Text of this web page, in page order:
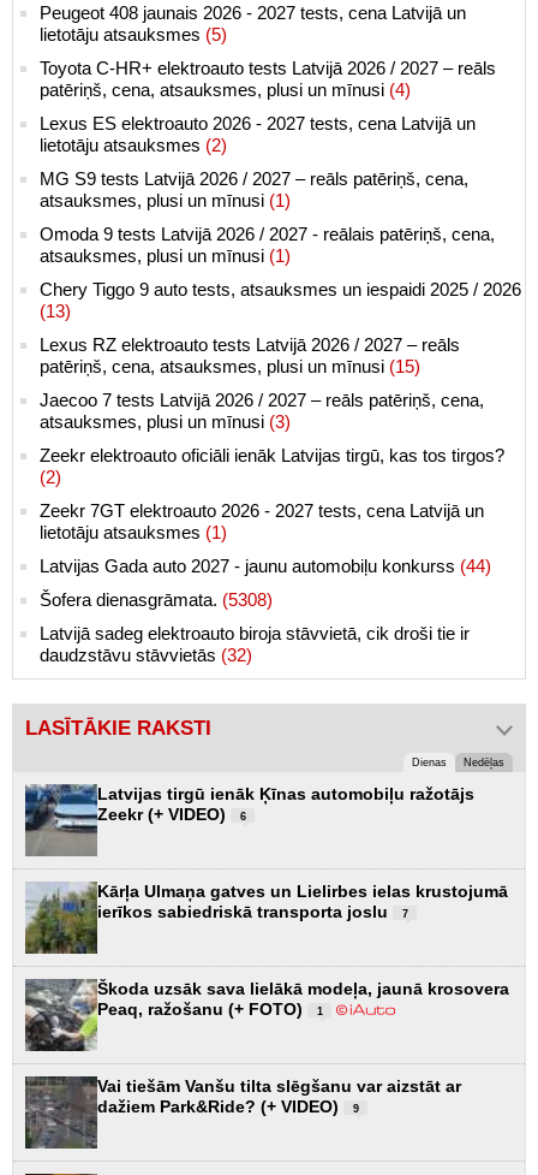
Peugeot 408 jaunais 2026 - 2027 tests, cena Latvijā un
lietotāju atsauksmes (5)
Toyota C-HR+ elektroauto tests Latvijā 2026 / 2027 – reāls
patēriņš, cena, atsauksmes, plusi un mīnusi (4)
Lexus ES elektroauto 2026 - 2027 tests, cena Latvijā un
lietotāju atsauksmes (2)
MG S9 tests Latvijā 2026 / 2027 – reāls patēriņš, cena,
atsauksmes, plusi un mīnusi (1)
Omoda 9 tests Latvijā 2026 / 2027 - reālais patēriņš, cena,
atsauksmes, plusi un mīnusi (1)
Chery Tiggo 9 auto tests, atsauksmes un iespaidi 2025 / 2026
(13)
Lexus RZ elektroauto tests Latvijā 2026 / 2027 – reāls
patēriņš, cena, atsauksmes, plusi un mīnusi (15)
Jaecoo 7 tests Latvijā 2026 / 2027 – reāls patēriņš, cena,
atsauksmes, plusi un mīnusi (3)
Zeekr elektroauto oficiāli ienāk Latvijas tirgū, kas tos tirgos?
(2)
Zeekr 7GT elektroauto 2026 - 2027 tests, cena Latvijā un
lietotāju atsauksmes (1)
Latvijas Gada auto 2027 - jaunu automobiļu konkurss (44)
Šofera dienasgrāmata. (5308)
Latvijā sadeg elektroauto biroja stāvvietā, cik droši tie ir
daudzstāvu stāvvietās (32)
LASĪTĀKIE RAKSTI
Dienas Nedēļas
Latvijas tirgū ienāk Ķīnas automobiļu ražotājs
Zeekr (+ VIDEO)
6
Kārļa Ulmaņa gatves un Lielirbes ielas krustojumā
ierīkos sabiedriskā transporta joslu
7
Škoda uzsāk sava lielākā modeļa, jaunā krosovera
Peaq, ražošanu (+ FOTO)
1
Vai tiešām Vanšu tilta slēgšanu var aizstāt ar
dažiem Park&Ride? (+ VIDEO)
9